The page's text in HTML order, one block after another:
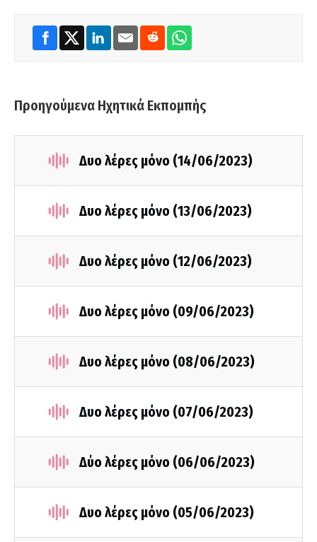
Προηγούμενα Ηχητικά Εκπομπής
Δυο λέρες μόνο (14/06/2023)
Δυο λέρες μόνο (13/06/2023)
Δυο λέρες μόνο (12/06/2023)
Δυο λέρες μόνο (09/06/2023)
Δυο λέρες μόνο (08/06/2023)
Δυο λέρες μόνο (07/06/2023)
Δύο λέρες μόνο (06/06/2023)
Δυο λέρες μόνο (05/06/2023)